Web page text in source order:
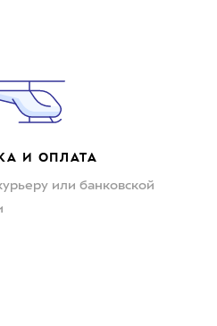
И ОПЛАТА
или банковской